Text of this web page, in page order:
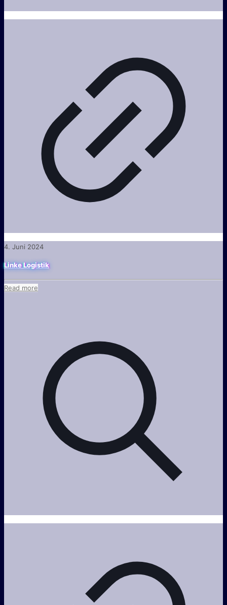
4. Juni 2024
Linke Logistik
Read more